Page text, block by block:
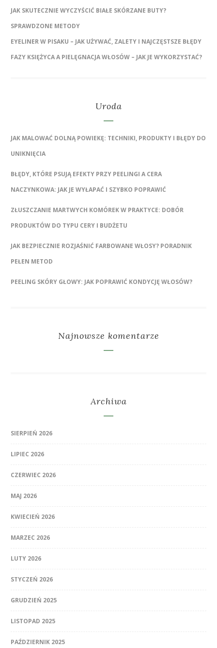
JAK SKUTECZNIE WYCZYŚCIĆ BIAŁE SKÓRZANE BUTY?
SPRAWDZONE METODY
EYELINER W PISAKU – JAK UŻYWAĆ, ZALETY I NAJCZĘSTSZE BŁĘDY
FAZY KSIĘŻYCA A PIELĘGNACJA WŁOSÓW – JAK JE WYKORZYSTAĆ?
Uroda
JAK MALOWAĆ DOLNĄ POWIEKĘ: TECHNIKI, PRODUKTY I BŁĘDY DO
UNIKNIĘCIA
BŁĘDY, KTÓRE PSUJĄ EFEKTY PRZY PEELINGI A CERA
NACZYNKOWA: JAK JE WYŁAPAĆ I SZYBKO POPRAWIĆ
ZŁUSZCZANIE MARTWYCH KOMÓREK W PRAKTYCE: DOBÓR
PRODUKTÓW DO TYPU CERY I BUDŻETU
JAK BEZPIECZNIE ROZJAŚNIĆ FARBOWANE WŁOSY? PORADNIK
PEŁEN METOD
PEELING SKÓRY GŁOWY: JAK POPRAWIĆ KONDYCJĘ WŁOSÓW?
Najnowsze komentarze
Archiwa
SIERPIEŃ 2026
LIPIEC 2026
CZERWIEC 2026
MAJ 2026
KWIECIEŃ 2026
MARZEC 2026
LUTY 2026
STYCZEŃ 2026
GRUDZIEŃ 2025
LISTOPAD 2025
PAŹDZIERNIK 2025